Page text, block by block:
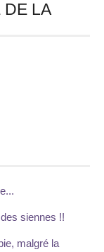
DE LA
siennes !!
malgré la